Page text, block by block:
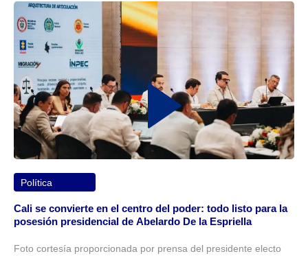
Política
Cali se convierte en el centro del poder: todo listo para la
posesión presidencial de Abelardo De la Espriella
Foto cortesía proporcionada por prensa del presidente electo